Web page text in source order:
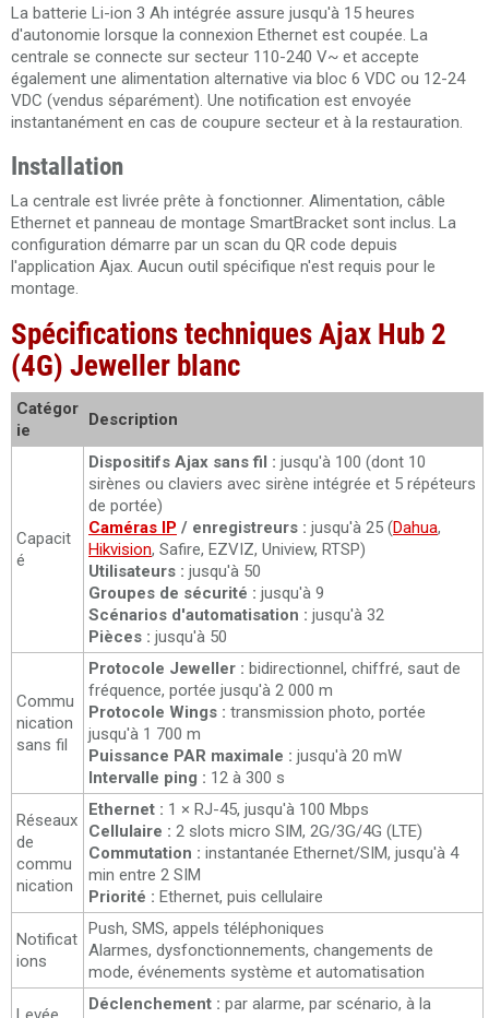
La batterie Li-ion 3 Ah intégrée assure jusqu'à 15 heures
d'autonomie lorsque la connexion Ethernet est coupée. La
centrale se connecte sur secteur 110-240 V~ et accepte
également une alimentation alternative via bloc 6 VDC ou 12-24
VDC (vendus séparément). Une notification est envoyée
instantanément en cas de coupure secteur et à la restauration.
Installation
La centrale est livrée prête à fonctionner. Alimentation, câble
Ethernet et panneau de montage SmartBracket sont inclus. La
configuration démarre par un scan du QR code depuis
l'application Ajax. Aucun outil spécifique n'est requis pour le
montage.
Spécifications techniques Ajax Hub 2
(4G) Jeweller blanc
Catégor
ie
Description
Capacit
é
Dispositifs Ajax sans fil : jusqu'à 100 (dont 10
sirènes ou claviers avec sirène intégrée et 5 répéteurs
de portée)
Caméras IP / enregistreurs : jusqu'à 25 (Dahua,
Hikvision, Safire, EZVIZ, Uniview, RTSP)
Utilisateurs : jusqu'à 50
Groupes de sécurité : jusqu'à 9
Scénarios d'automatisation : jusqu'à 32
Pièces : jusqu'à 50
Commu
nication
sans fil
Protocole Jeweller : bidirectionnel, chiffré, saut de
fréquence, portée jusqu'à 2 000 m
Protocole Wings : transmission photo, portée
jusqu'à 1 700 m
Puissance PAR maximale : jusqu'à 20 mW
Intervalle ping : 12 à 300 s
Réseaux
de
commu
nication
Ethernet : 1 × RJ-45, jusqu'à 100 Mbps
Cellulaire : 2 slots micro SIM, 2G/3G/4G (LTE)
Commutation : instantanée Ethernet/SIM, jusqu'à 4
min entre 2 SIM
Priorité : Ethernet, puis cellulaire
Notificat
ions
Push, SMS, appels téléphoniques
Alarmes, dysfonctionnements, changements de
mode, événements système et automatisation
Déclenchement : par alarme, par scénario, à la